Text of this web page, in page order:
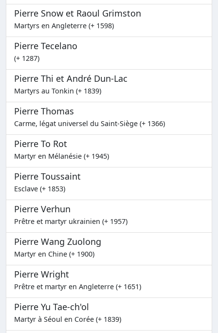
Pierre Snow et Raoul Grimston
Martyrs en Angleterre (+ 1598)
Pierre Tecelano
(+ 1287)
Pierre Thi et André Dun-Lac
Martyrs au Tonkin (+ 1839)
Pierre Thomas
Carme, légat universel du Saint-Siège (+ 1366)
Pierre To Rot
Martyr en Mélanésie (+ 1945)
Pierre Toussaint
Esclave (+ 1853)
Pierre Verhun
Prêtre et martyr ukrainien (+ 1957)
Pierre Wang Zuolong
Martyr en Chine (+ 1900)
Pierre Wright
Prêtre et martyr en Angleterre (+ 1651)
Pierre Yu Tae-ch'ol
Martyr à Séoul en Corée (+ 1839)